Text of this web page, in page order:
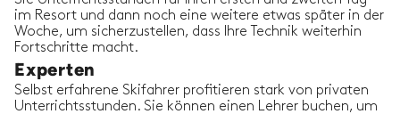
im Resort und dann noch eine weitere etwas später in der
Woche, um sicherzustellen, dass Ihre Technik weiterhin
Fortschritte macht.
Experten
Selbst erfahrene Skifahrer profitieren stark von privaten
Unterrichtsstunden. Sie können einen Lehrer buchen, um